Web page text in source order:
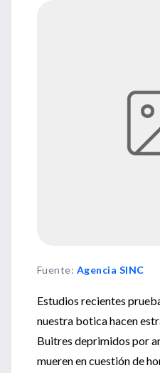
Fuente: Agencia SINC
Estudios recientes
nuestra botica hacen
Buitres deprimidos por
mueren en cuestión de